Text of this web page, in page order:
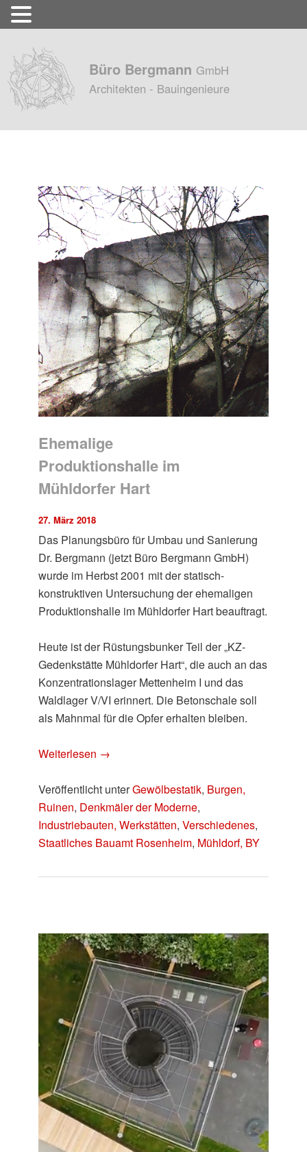
Büro Bergmann GmbH
Architekten - Bauingenieure
Ehemalige
Produktionshalle im
Mühldorfer Hart
27. März 2018
Das Planungsbüro für Umbau und Sanierung
Dr. Bergmann (jetzt Büro Bergmann GmbH)
wurde im Herbst 2001 mit der statisch-
konstruktiven Untersuchung der ehemaligen
Produktionshalle im Mühldorfer Hart beauftragt.
Heute ist der Rüstungsbunker Teil der „KZ-
Gedenkstätte Mühldorfer Hart“, die auch an das
Konzentrationslager Mettenheim I und das
Waldlager V/VI erinnert. Die Betonschale soll
als Mahnmal für die Opfer erhalten bleiben.
Weiterlesen →
Veröffentlicht unterGewölbestatik, Burgen,
Ruinen, Denkmäler der Moderne,
Industriebauten, Werkstätten,Verschiedenes,
Staatliches Bauamt Rosenheim, Mühldorf, BY